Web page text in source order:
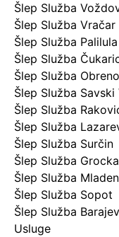
Šlep Služba
Šlep Služba Vračar
Šlep Služba Palilula
Šlep Služba
Šlep Služba
Šlep Služba Savski
Šlep Služba
Šlep Služba
Šlep Služba Surčin
Šlep Služba Grocka
Šlep Služba
Šlep Služba Sopot
Šlep Služba
Usluge